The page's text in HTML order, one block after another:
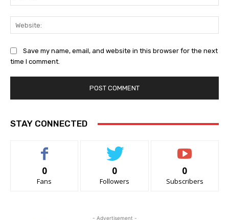
Save my name, email, and website in this browser for the next
time I comment.
STAY CONNECTED
0
Fans
0
Followers
0
Subscribers
- Advertisement -